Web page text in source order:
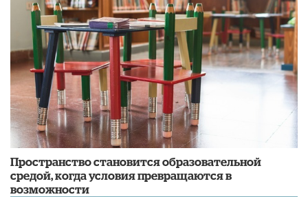
Пространство становится образовательной
средой, когда условия превращаются в
возможности